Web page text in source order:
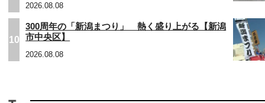
2026.08.08
10
300周年の「新潟まつり」 熱く盛り上がる【新潟
市中央区】
2026.08.08